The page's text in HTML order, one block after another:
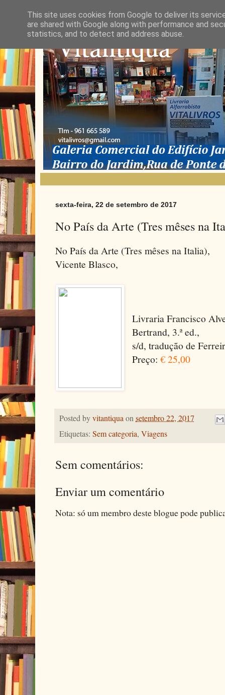
sexta-feira, 22 de setembro de 2017
No País da Arte (Tres mêses na
No País da Arte (Tres mêses na Italia),
Vicente Blasco,
Livraria Francisco
Bertrand, 3.ª ed.,
s/d, tradução de
Preço:€ 25,00
Posted byvitantiquaonsetembro 22, 2017
Etiquetas: Sem categoria, Viagens
Sem comentários:
Enviar um comentário
Nota: só um membro deste blogue pode
This site uses cookies from Google to deliver its
are shared with Google along with performance and
statistics, and to detect and address abuse.